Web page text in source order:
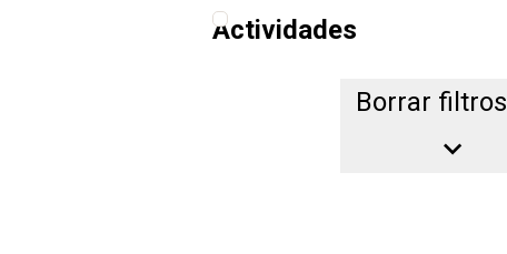
Actividades
Borrar filtros